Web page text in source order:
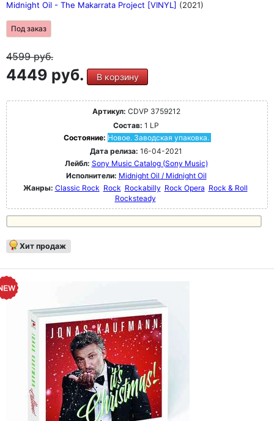
Midnight Oil - The Makarrata Project [VINYL] (2021)
Под заказ
4599руб.
4449 руб. В корзину
Артикул: CDVP 3759212
Состав: 1 LP
Состояние: Новое. Заводская упаковка.
Дата релиза: 16-04-2021
Лейбл: Sony Music Catalog (Sony Music)
Исполнители: Midnight Oil / Midnight Oil
Жанры: Classic Rock Rock Rockabilly Rock Opera Rock & Roll
Rocksteady
Хит продаж